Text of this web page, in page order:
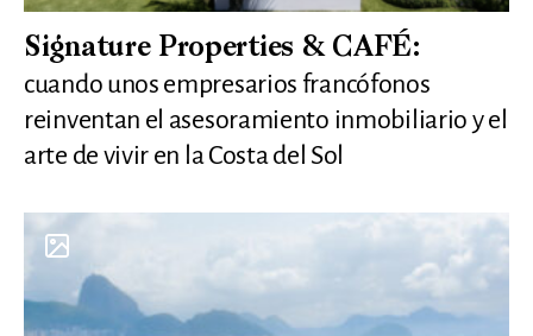
Signature Properties & CAFÉ:
cuando unos empresarios francófonos
reinventan el asesoramiento inmobiliario y el
arte de vivir en la Costa del Sol